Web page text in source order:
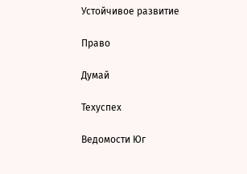
Устойчивое развитие
Право
Думай
Техуспех
Ведомости Юг